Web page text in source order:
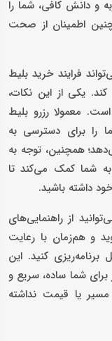
و دانش کافی، شما را
اطمینان از صحت
فرایند خرید بلیط
یکی از این نکات،
معمولا رزرو بلیط
را برای دسترسی به
همچنین، توجه به
شما کمک می‌کند تا
داشته باشید.
از راهنمایی‌های
بهره‌مند شوید و هم‌زمان با رعایت
کنید. این
شما ساده، سریع و
یا قیمت نداشته